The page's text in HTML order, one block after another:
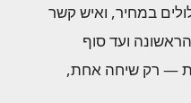
במחיר, ואיש קשר
ועד סוף
— רק שיחה אחת,